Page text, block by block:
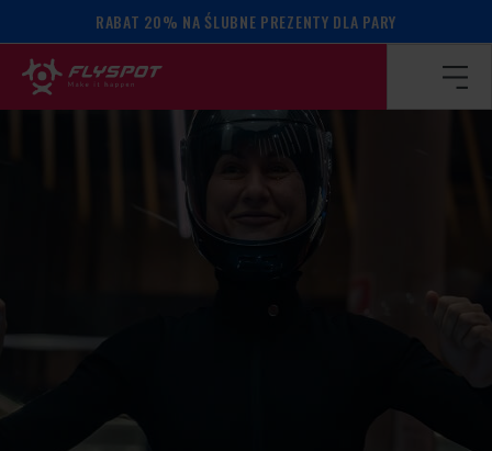
RABAT 20% NA ŚLUBNE PREZENTY DLA PARY
Strona główna / Kalendarz wydarzeń / Eliza Anitei camp!